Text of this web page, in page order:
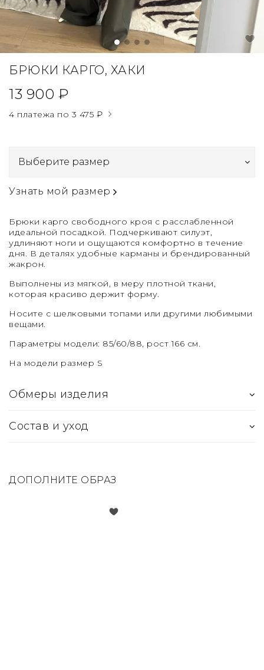
БРЮКИ КАРГО, ХАКИ
13 900 ₽
4 платежа по 3 475 ₽
Узнать мой размер
Брюки карго свободного кроя с расслабленной
идеальной посадкой. Подчеркивают силуэт,
удлиняют ноги и ощущаются комфортно в течение
дня. В деталях удобные карманы и брендированный
жакрон.
Выполнены из мягкой, в меру плотной ткани,
которая красиво держит форму.
Носите с шелковыми топами или другими любимыми
вещами.
Параметры модели: 85/60/88, рост 166 см.
На модели размер S
Обмеры изделия
Состав и уход
ДОПОЛНИТЕ ОБРАЗ